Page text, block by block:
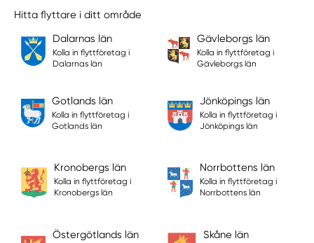
Hitta flyttare i ditt område
Dalarnas län
Kolla in flyttföretag i
Dalarnas län
Gävleborgs län
Kolla in flyttföretag i
Gävleborgs län
Gotlands län
Kolla in flyttföretag i
Gotlands län
Jönköpings län
Kolla in flyttföretag i
Jönköpings län
Kronobergs län
Kolla in flyttföretag i
Kronobergs län
Norrbottens län
Kolla in flyttföretag i
Norrbottens län
Östergötlands län Skåne län